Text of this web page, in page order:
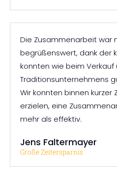
Die Zusammenarbeit war
begrüßenswert, dank der
konnten wie beim Verkauf
Traditionsunternehmens
Wir konnten binnen kurzer
erzielen, eine
mehr als effektiv.
Jens Faltermayer
Große Zeitersparnis